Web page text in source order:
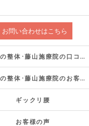
お問い合わせはこちら
豊川市の整体･藤山施療院の口コミ情報
豊川市の整体･藤山施療院のお客様の声
ギックリ腰
お客様の声